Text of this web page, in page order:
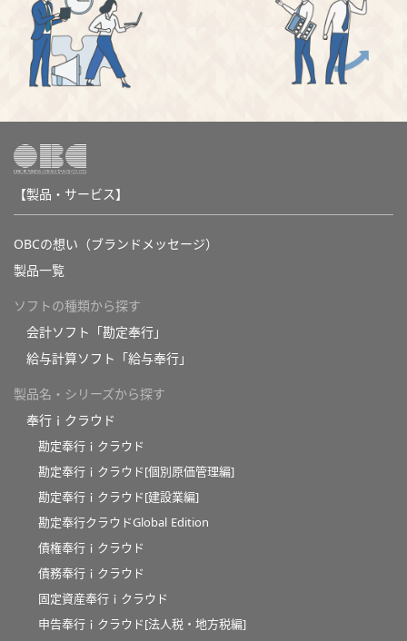
【製品・サービス】
OBCの想い（ブランドメッセージ）
製品一覧
ソフトの種類から探す
会計ソフト「勘定奉行」
給与計算ソフト「給与奉行」
製品名・シリーズから探す
奉行ｉクラウド
勘定奉行ｉクラウド
勘定奉行ｉクラウド[個別原価管理編]
勘定奉行ｉクラウド[建設業編]
勘定奉行クラウドGlobal Edition
債権奉行ｉクラウド
債務奉行ｉクラウド
固定資産奉行ｉクラウド
申告奉行ｉクラウド[法人税・地方税編]